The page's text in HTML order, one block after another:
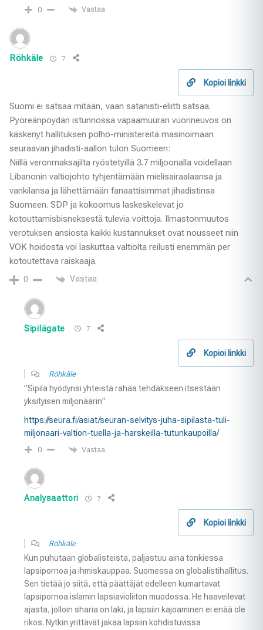
0 Vastaa
Röhkäle 7
Kopioi linkki
Suomi ei satsaa mitään, vaan satanisti-eliitti satsaa.
Pyöreänpöydän istunnossa vapaamuurari vuorineuvos on
käskenyt hallituksen pölhö-ministereitä masinoimaan
seuraavan jihadisti-aallon tulon Suomeen:
Niillä veronmaksajilta ryöstetyillä 3.7 miljoonalla voidellaan
Libanonin valtiojohto tyhjentämään mielisairaalaansa ja
vankilansa ja lähettämään fanaattisimmat jihadistinsa
Suomeen. SDP ja kokoomus laskeskelevat jo
kotouttamisbisneksestä tulevia voittoja. Ilmastonmuutos
verotuksen ansiosta kaikki kustannukset ovat nousseet niin
VOK hoidosta voi laskuttaa valtiolta reilusti enemmän per
kotoutettava raiskaaja.
0 Vastaa
Sipilägate 7
Kopioi linkki
Röhkäle
”Sipilä hyödynsi yhteistä rahaa tehdäkseen itsestään
yksityisen miljonäärin”
https://seura.fi/asiat/seuran-selvitys-juha-sipilasta-tuli-
miljonaari-valtion-tuella-ja-harskeilla-tutunkaupoilla/
0 Vastaa
Analysaattori 7
Kopioi linkki
Röhkäle
Kun puhutaan globalisteista, paljastuu aina tonkiessa
lapsipornoa ja ihmiskauppaa. Suomessa on globalistihallitus.
Sen tietää jo siitä, että päättäjät edelleen kumartavat
lapsipornoa islamin lapsiavioliiton muodossa. He haaveilevat
ajasta, jolloin sharia on laki, ja lapsiin kajoaminen ei enää ole
rikos. Nytkin yrittävät jakaa lapsiin kohdistuvissa